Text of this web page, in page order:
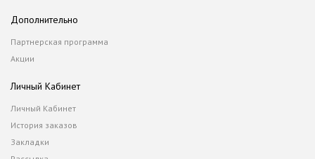
Дополнительно
Партнерская программа
Акции
Личный Кабинет
Личный Кабинет
История заказов
Закладки